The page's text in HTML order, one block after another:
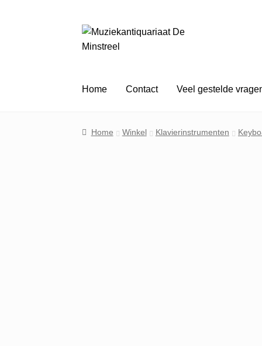
Ga
door
Ga
naar
Home
Contact Veel gestelde
Home Winkel Klavierinstrumenten